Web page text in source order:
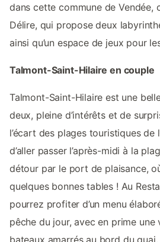
dans cette commune de Vendée,
Délire, qui propose deux
ainsi qu’un espace de jeux pour
Talmont-Saint-Hilaire en couple
Talmont-Saint-Hilaire est une
deux, pleine d’intérêts et de
l’écart des plages touristiques de
d’aller passer l’après-midi à la
détour par le port de plaisance,
quelques bonnes tables ! Au
pourrez profiter d’un menu
pêche du jour, avec en prime une
bateaux amarrés au bord du